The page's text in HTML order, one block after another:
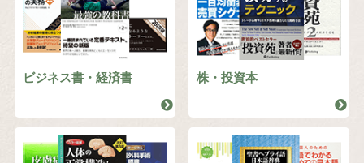
ビジネス書・経済書 株・投資本